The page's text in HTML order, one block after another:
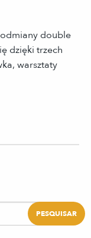
double
dzięki trzech
warsztaty